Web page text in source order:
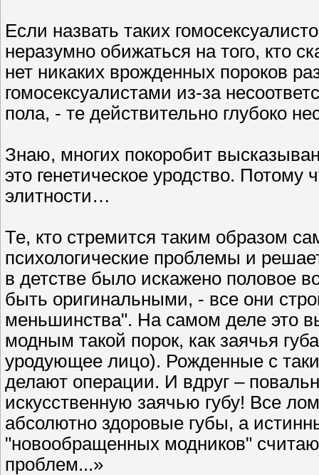
Если назвать таких
неразумно обижаться на того, кто
нет никаких врожденных пороков
гомосексуалистами из-за
пола, - те действительно глубоко
Знаю, многих покоробит
это генетическое уродство. Потому
элитности…
Те, кто стремится таким образом
психологические проблемы и
в детстве было искажено половое
быть оригинальными, - все они
меньшинства". На самом деле это
модным такой порок, как заячья
уродующее лицо). Рожденные с
делают операции. И вдруг –
искусственную заячью губу! Все
абсолютно здоровые губы, а
"новообращенных модников"
проблем...»